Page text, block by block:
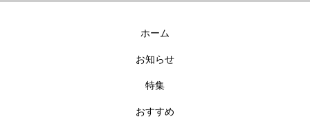
ホーム
お知らせ
特集
おすすめ